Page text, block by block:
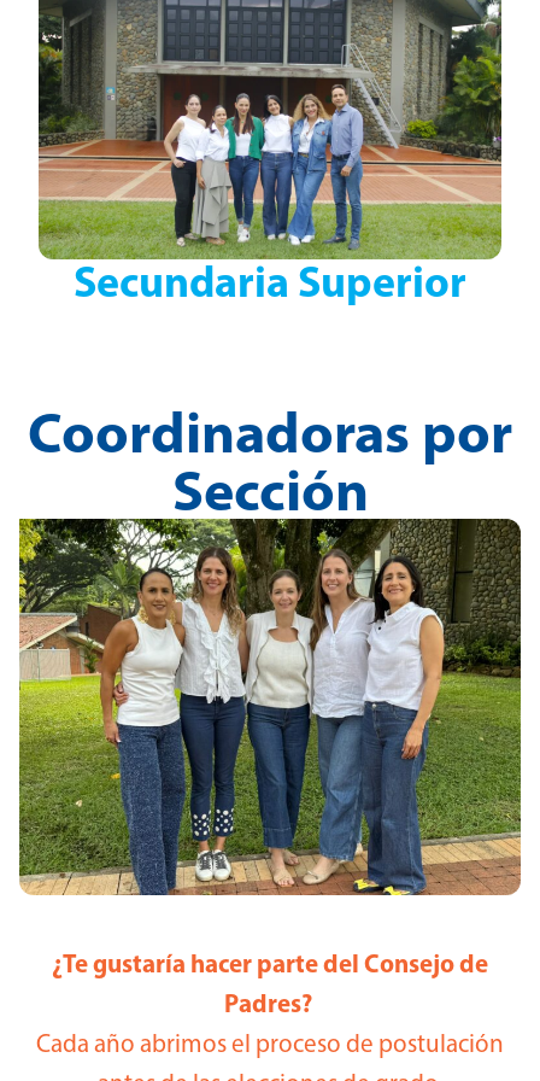
Secundaria Superior
Coordinadoras por
Sección
¿Te gustaría hacer parte del Consejo de
Padres?
Cada año abrimos el proceso de postulación